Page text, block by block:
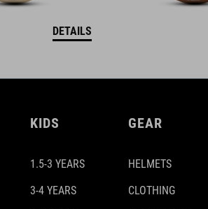
DETAILS
KIDS
1.5-3 YEARS
3-4 YEARS
GEAR
HELMETS
CLOTHING